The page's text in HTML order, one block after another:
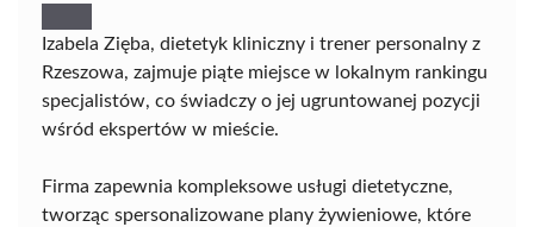
Izabela Zięba, dietetyk kliniczny i trener personalny z
Rzeszowa, zajmuje piąte miejsce w lokalnym rankingu
specjalistów, co świadczy o jej ugruntowanej pozycji
wśród ekspertów w mieście.
Firma zapewnia kompleksowe usługi dietetyczne,
tworząc spersonalizowane plany żywieniowe, które